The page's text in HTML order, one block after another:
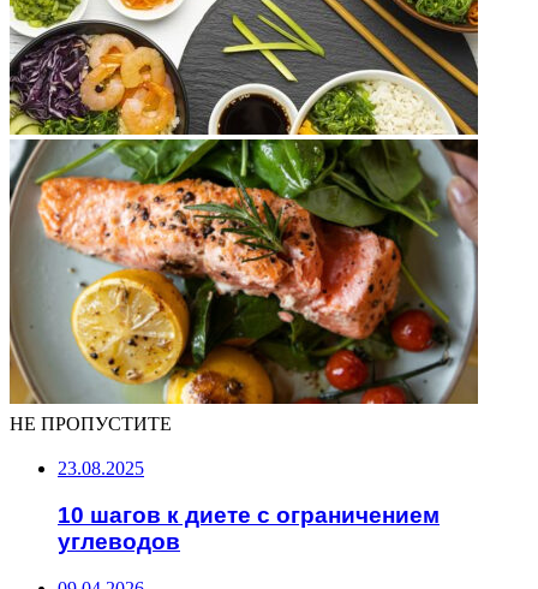
НЕ ПРОПУСТИТЕ
23.08.2025
10 шагов к диете с ограничением
углеводов